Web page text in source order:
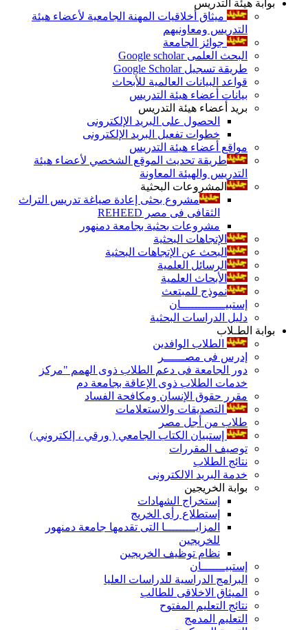
بوابة هيئة التدريس
ميثاق أخلاقيات المهنة الجامعية لأعضاء هيئة
التدريس ومعاونيهم
جوائز الجامعة
البحث العلمى Google scholar
طريقة تسجيل Google Scholar
قواعد البيانات العالمية للأبحاث
بيانات أعضاء هيئة التدريس
بريد أعضاء هيئة التدريس
الحصول على البريد الإلكترونى
خطوات تفعيل البريد الإلكترونى
مواقع أعضاء هيئة التدريس
طريقة تحديث الموقع الشخصي لأعضاء هيئة
التدريس والهيئة المعاونة
المشروعات البحثية
مشروع بحثى إعادة صياغة تدريس التراث
الثقافى فى مصر REHEED
مشروعات بحثية بجامعة دمنهور
الإتجاهات البحثية
البحث عن الإتجاهات البحثية
الرسائل العلمية
الأبحاث العلمية
نموذج للمبتعث
إستبيـــــــــــــان
دليل الدراسات البحثية
بوابة الطـلاب
الطلاب الوافدين
إدرس فى مصــــــر
دور الجامعة فى دعم الطلاب ذوى الهمم "مركز
خدمات الطلاب ذوى الإعاقة بجامعة دم
مقرر حقوق الإنسان ومكافحة الفساد
التصديقات والاستعلامات
طلاب من أجل مصر
إستبيان الكتاب الجامعي ( ورقي ، إلكتروني )
توصيف المقررات
نتائج الطلاب
خدمة البريد الالكترونى
بوابة الخريجين
إستخراج الشهادات
إستطلاع رأى الخريج
المزايـــــــــا التى تقدمها جامعة دمنهور
للخريجين
نظام توظيف الخريجين
إستبيـــــــان
البرامج الدراسية للدراسات العليا
الميثاق الاخلاقى للطالب
نتائج التعليم المفتوح
التعليم المدمج